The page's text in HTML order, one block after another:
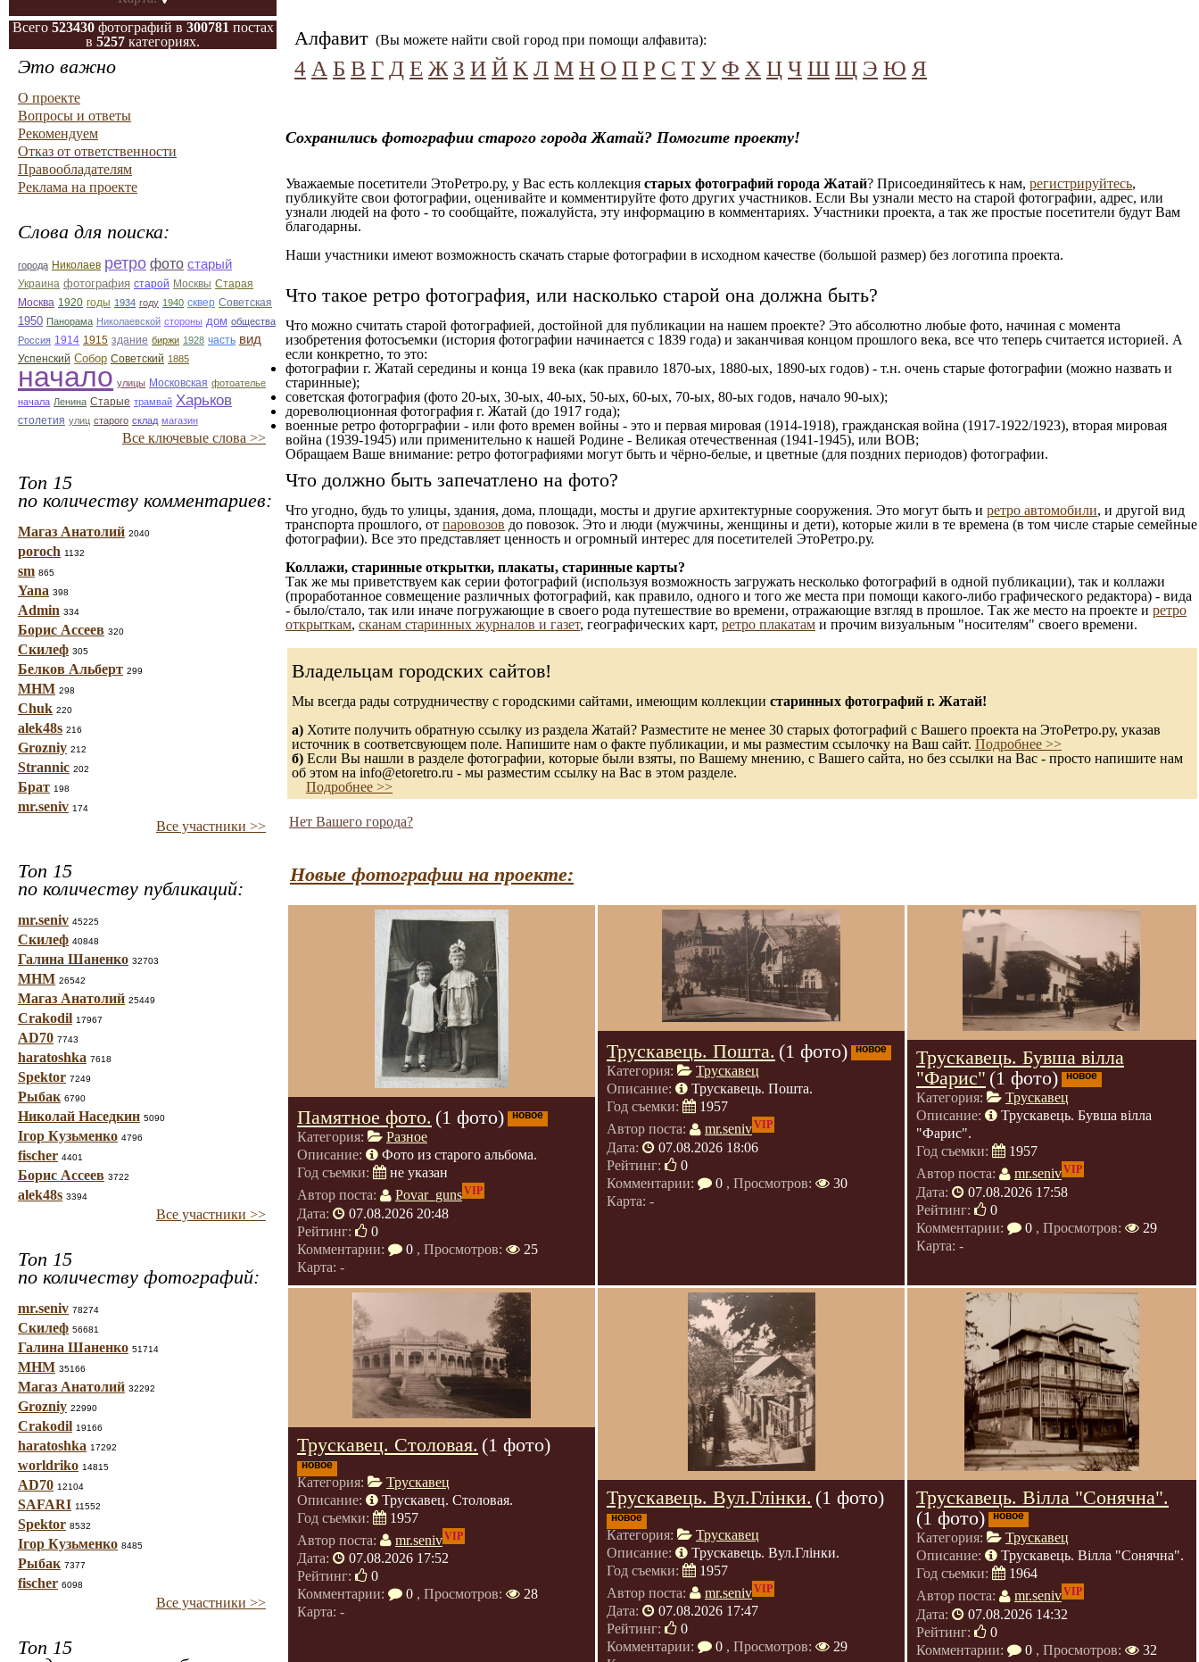
Всего 523430фотографий в 300781 постах
в 5257 категориях.
Это важно
О проекте
Вопросы и ответы
Рекомендуем
Отказ от ответственности
Правообладателям
Реклама на проекте
Слова для поиска:
города Николаев ретро фото старый
Украина фотография старой Москвы Старая
Москва 1920 годы 1934 году 1940 сквер Советская
1950 Панорама Николаевской стороны дом общества
Россия 1914 1915 здание биржи 1928 часть вид
Успенский Собор Советский 1885
начало улицы Московская фотоателье
начала Ленина Старые трамвай Харьков
столетия улиц старого склад магазин
Все ключевые слова >>
Топ 15
по количеству комментариев:
Магаз Анатолий 2040
poroch 1132
sm 865
Yana 398
Admin 334
Борис Ассеев 320
Скилеф 305
Белков Альберт 299
МНМ 298
Chuk 220
alek48s 216
Grozniy 212
Strannic 202
Брат 198
mr.seniv 174
Все участники >>
Топ 15
по количеству публикаций:
mr.seniv 45225
Скилеф 40848
Галина Шаненко 32703
МНМ 26542
Магаз Анатолий 25449
Crakodil 17967
AD70 7743
haratoshka 7618
Spektor 7249
Рыбак 6790
Николай Наседкин 5090
Ігор Кузьменко 4796
fischer 4401
Борис Ассеев 3722
alek48s 3394
Все участники >>
Топ 15
по количеству фотографий:
mr.seniv 78274
Скилеф 56681
Галина Шаненко 51714
МНМ 35166
Магаз Анатолий 32292
Grozniy 22990
Crakodil 19166
haratoshka 17292
worldriko 14815
AD70 12104
SAFARI 11552
Spektor 8532
Ігор Кузьменко 8485
Рыбак 7377
fischer 6098
Все участники >>
Топ 15
Алфавит (Вы можете найти свой город при помощи алфавита):
4 А Б В Г Д Е Ж З И Й К Л М Н О П Р С Т У Ф Х Ц Ч Ш Щ Э Ю Я
Сохранились фотографии старого города Жатай? Помогите проекту!
Уважаемые посетители ЭтоРетро.ру, у Вас есть коллекция старых фотографий города Жатай? Присоединяйтесь к нам, регистрируйтесь,
публикуйте свои фотографии, оценивайте и комментируйте фото других участников. Если Вы узнали место на старой фотографии, адрес, или
узнали людей на фото - то сообщайте, пожалуйста, эту информацию в комментариях. Участники проекта, а так же простые посетители будут Вам
благодарны.
Наши участники имеют возможность скачать старые фотографии в исходном качестве (большой размер) без логотипа проекта.
Что такое ретро фотография, или насколько старой она должна быть?
Что можно считать старой фотографией, достойной для публикации на нашем проекте? Это абсолютно любые фото, начиная c момента
изобретения фотосъемки (история фотографии начинается с 1839 года) и заканчивая концом прошлого века, все что теперь считается историей. А
если конкретно, то это:
фотографии г. Жатай середины и конца 19 века (как правило 1870-ых, 1880-ых, 1890-ых годов) - т.н. очень старые фотографии (можно назвать и
старинные);
советская фотография (фото 20-ых, 30-ых, 40-ых, 50-ых, 60-ых, 70-ых, 80-ых годов, начало 90-ых);
дореволюционная фотография г. Жатай (до 1917 года);
военные ретро фоторграфии - или фото времен войны - это и первая мировая (1914-1918), гражданская война (1917-1922/1923), вторая мировая
война (1939-1945) или применительно к нашей Родине - Великая отечественная (1941-1945), или ВОВ;
Обращаем Ваше внимание: ретро фотографиями могут быть и чёрно-белые, и цветные (для поздних периодов) фотографии.
Что должно быть запечатлено на фото?
Что угодно, будь то улицы, здания, дома, площади, мосты и другие архитектурные сооружения. Это могут быть и ретро автомобили, и другой вид
транспорта прошлого, от паровозов до повозок. Это и люди (мужчины, женщины и дети), которые жили в те времена (в том числе старые семейные
фотографии). Все это представляет ценность и огромный интерес для посетителей ЭтоРетро.ру.
Коллажи, старинные открытки, плакаты, старинные карты?
Так же мы приветствуем как серии фотографий (используя возможность загружать несколько фотографий в одной публикации), так и коллажи
(проработанное совмещение различных фотографий, как правило, одного и того же места при помощи какого-либо графического редактора) - вида
- было/стало, так или иначе погружающие в своего рода путешествие во времени, отражающие взгляд в прошлое. Так же место на проекте и ретро
открыткам, сканам старинных журналов и газет, географических карт, ретро плакатам и прочим визуальным "носителям" своего времени.
Владельцам городских сайтов!
Мы всегда рады сотрудничеству с городскими сайтами, имеющим коллекции старинных фотографий г. Жатай!
а) Хотите получить обратную ссылку из раздела Жатай? Разместите не менее 30 старых фотографий с Вашего проекта на ЭтоРетро.ру, указав
источник в соответсвующем поле. Напишите нам о факте публикации, и мы разместим ссылочку на Ваш сайт. Подробнее >>
б) Если Вы нашли в разделе фотографии, которые были взяты, по Вашему мнению, с Вашего сайта, но без ссылки на Вас - просто напишите нам
об этом на info@etoretro.ru - мы разместим ссылку на Вас в этом разделе.
Подробнее >>
Нет Вашего города?
Новые фотографии на проекте:
Памятное фото. (1 фото) новое
Категория:
Разное
Описание:
Фото из старого альбома.
Год съемки:
не указан
Автор поста:
Povar_gunsVIP
Дата:
07.08.2026 20:48
Рейтинг:
0
Комментарии:
0 , Просмотров:
25
Карта: -
Трускавець. Пошта. (1 фото) новое
Категория:
Трускавец
Описание:
Трускавець. Пошта.
Год съемки:
1957
Автор поста:
mr.senivVIP
Дата:
07.08.2026 18:06
Рейтинг:
0
Комментарии:
0 , Просмотров:
30
Карта: -
Трускавець. Бувша вілла
"Фарис" (1 фото) новое
Категория:
Трускавец
Описание:
Трускавець. Бувша вілла
"Фарис".
Год съемки:
1957
Автор поста:
mr.senivVIP
Дата:
07.08.2026 17:58
Рейтинг:
0
Комментарии:
0 , Просмотров:
29
Карта: -
Трускавец. Столовая. (1 фото)
новое
Категория:
Трускавец
Описание:
Трускавец. Столовая.
Год съемки:
1957
Автор поста:
mr.senivVIP
Дата:
07.08.2026 17:52
Рейтинг:
0
Комментарии:
0 , Просмотров:
28
Карта: -
Трускавець. Вул.Глінки. (1 фото)
новое
Категория:
Трускавец
Описание:
Трускавець. Вул.Глінки.
Год съемки:
1957
Автор поста:
mr.senivVIP
Дата:
07.08.2026 17:47
Рейтинг:
0
Комментарии:
0 , Просмотров:
29
Трускавець. Вілла "Сонячна".
(1 фото)
новое
Категория:
Трускавец
Описание:
Трускавець. Вілла "Сонячна".
Год съемки:
1964
Автор поста:
mr.senivVIP
Дата:
07.08.2026 14:32
Рейтинг:
0
Комментарии:
0 , Просмотров:
32